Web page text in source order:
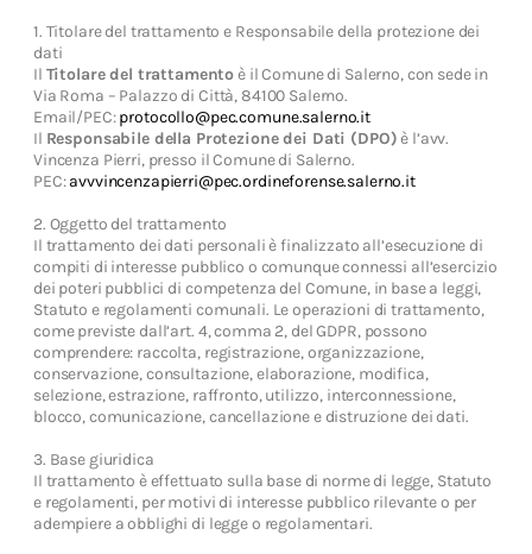
1. Titolare del trattamento e Responsabile della protezione dei
dati
Il Titolare del trattamentoè il Comune di Salerno, con sede in
Via Roma – Palazzo di Città, 84100 Salerno.
Email/PEC:protocollo@pec.comune.salerno.it
Il Responsabile della Protezione dei Dati (DPO)è l’avv.
Vincenza Pierri, presso il Comune di Salerno.
PEC:avvvincenzapierri@pec.ordineforense.salerno.it
2. Oggetto del trattamento
Il trattamento dei dati personali è finalizzato all’esecuzione di
compiti di interesse pubblico o comunque connessi all’esercizio
dei poteri pubblici di competenza del Comune, in base a leggi,
Statuto e regolamenti comunali. Le operazioni di trattamento,
come previste dall’art. 4, comma 2, del GDPR, possono
comprendere: raccolta, registrazione, organizzazione,
conservazione, consultazione, elaborazione, modifica,
selezione, estrazione, raffronto, utilizzo, interconnessione,
blocco, comunicazione, cancellazione e distruzione dei dati.
3. Base giuridica
Il trattamento è effettuato sulla base di norme di legge, Statuto
e regolamenti, per motivi di interesse pubblico rilevante o per
adempiere a obblighi di legge o regolamentari.